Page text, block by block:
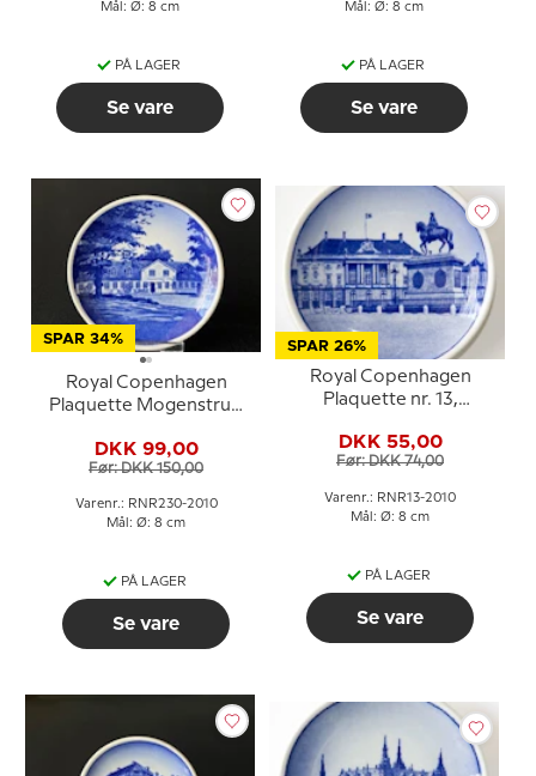
Mål: Ø: 8 cm
PÅ LAGER
Se vare
Mål: Ø: 8 cm
PÅ LAGER
Se vare
SPAR 34%
Royal Copenhagen
Plaquette Mogenstrup
DKK 99,00
Før: DKK 150,00
Varenr.: RNR230-2010
Mål: Ø: 8 cm
PÅ LAGER
Se vare
SPAR 26%
Royal Copenhagen
Plaquette nr. 13,
DKK 55,00
Før: DKK 74,00
Varenr.: RNR13-2010
Mål: Ø: 8 cm
PÅ LAGER
Se vare